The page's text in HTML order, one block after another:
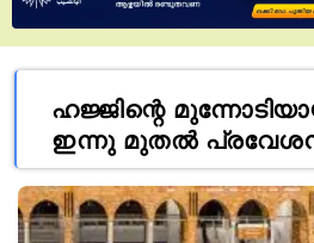
ഹജ്ജിന്റെ
ഇന്നു മുതൽ